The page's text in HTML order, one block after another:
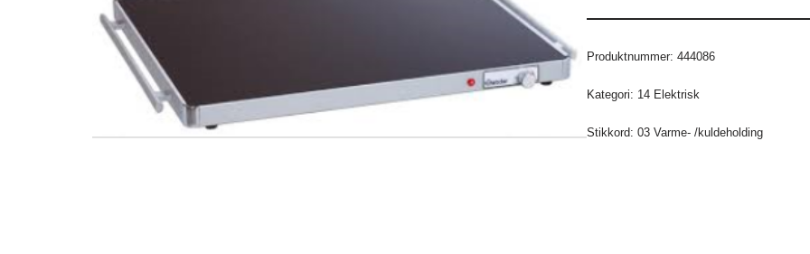
Produktnummer:444086
Kategori: 14 Elektrisk
Stikkord:03 Varme- /kuldeholding